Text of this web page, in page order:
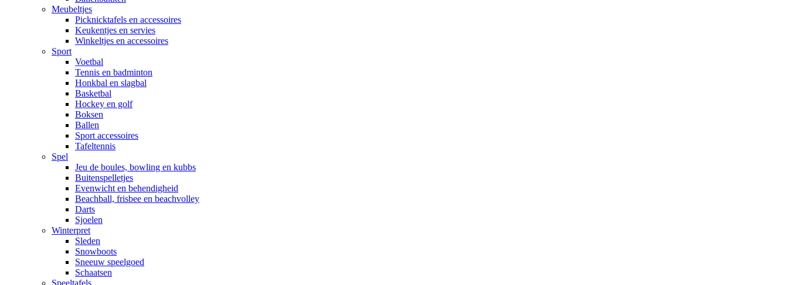
Meubeltjes
Picknicktafels en accessoires
Keukentjes en servies
Winkeltjes en accessoires
Sport
Voetbal
Tennis en badminton
Honkbal en slagbal
Basketbal
Hockey en golf
Boksen
Ballen
Sport accessoires
Tafeltennis
Spel
Jeu de boules, bowling en kubbs
Buitenspelletjes
Evenwicht en behendigheid
Beachball, frisbee en beachvolley
Darts
Sjoelen
Winterpret
Sleden
Snowboots
Sneeuw speelgoed
Schaatsen
Speeltafels